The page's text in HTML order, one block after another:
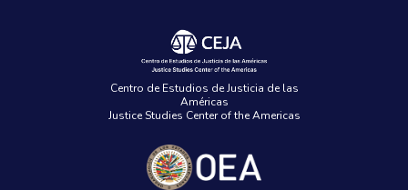
Centro de Estudios de Justicia de las
Américas
Justice Studies Center of the Americas